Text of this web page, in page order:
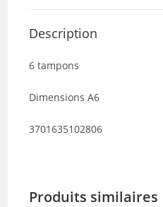
Description
6 tampons
Dimensions A6
3701635102806
Produits similaires